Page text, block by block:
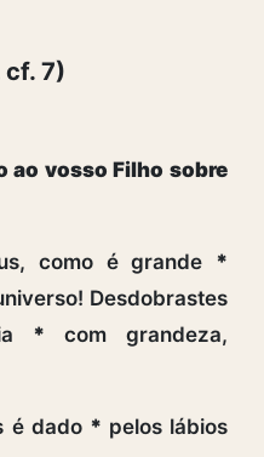
7)
ao vosso Filho sobre
como é grande *
Desdobrastes
* com grandeza,
é dado * pelos lábios